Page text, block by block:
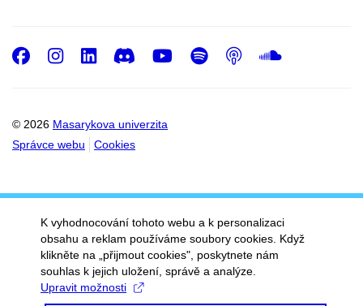
© 2026 Masarykova univerzita
Správce webu
Cookies
Facebook
Instagram
LinkedIn
DiscordYoutube
Spotify
Podcast
K vyhodnocování tohoto webu a k personalizaci
obsahu a reklam používáme soubory cookies. Když
klikněte na „přijmout cookies", poskytnete nám
souhlas k jejich uložení, správě a analýze.
Upravit možnosti